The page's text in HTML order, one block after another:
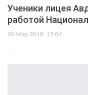
Ученики лицея
работой
20 Мар 2018, 13:04
…